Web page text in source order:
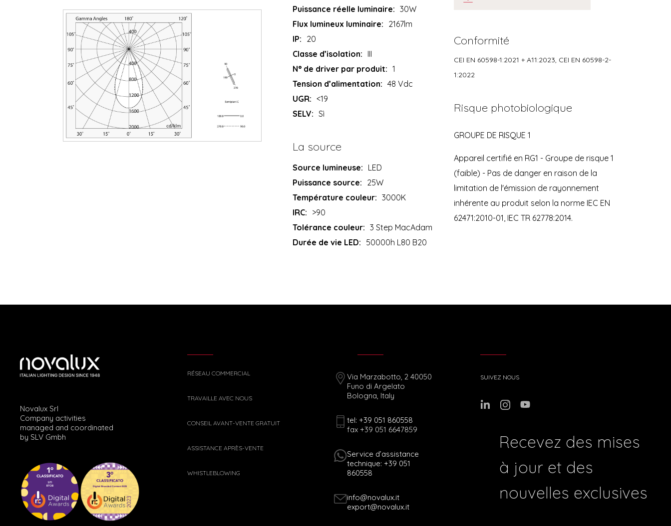
Puissance réelle luminaire: 30W
Flux lumineux luminaire: 2167lm
IP: 20
Classe d’isolation: III
N° de driver par produit: 1
Tension d’alimentation: 48 Vdc
UGR: <19
SELV: Sì
La source
Source lumineuse: LED
Puissance source: 25W
Température couleur: 3000K
IRC: >90
Tolérance couleur: 3 Step MacAdam
Durée de vie LED: 50000h L80 B20
Conformité
CEI EN 60598-1:2021 + A11:2023, CEI EN 60598-2-
1:2022
Risque photobiologique
GROUPE DE RISQUE 1
Appareil certifié en RG1 - Groupe de risque 1
(faible) - Pas de danger en raison de la
limitation de l'émission de rayonnement
inhérente au produit selon la norme IEC EN
62471:2010-01, IEC TR 62778:2014.
Novalux Srl
Company activities
managed and coordinated
by SLV Gmbh
RÉSEAU COMMERCIAL
TRAVAILLE AVEC NOUS
CONSEIL AVANT-VENTE GRATUIT
ASSISTANCE APRÈS-VENTE
WHISTLEBLOWING
Via Marzabotto, 2 40050
Funo di Argelato
Bologna, Italy
tel: +39 051 860558
fax +39 051 6647859
Service d’assistance
technique: +39 051
860558
info@novalux.it
export@novalux.it
SUIVEZ NOUS
Recevez des mises
à jour et des
nouvelles exclusives